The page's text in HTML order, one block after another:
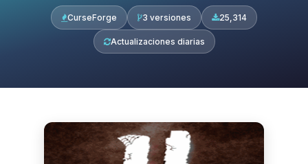
CurseForge 3 versiones 25,314
Actualizaciones diarias